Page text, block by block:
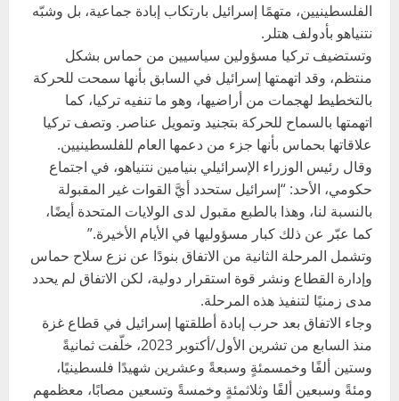
الفلسطينيين، متهمًا إسرائيل بارتكاب إبادة جماعية، بل وشبّه
نتنياهو بأدولف هتلر.
وتستضيف تركيا مسؤولين سياسيين من حماس بشكل
منتظم، وقد اتهمتها إسرائيل في السابق بأنها سمحت للحركة
بالتخطيط لهجمات من أراضيها، وهو ما تنفيه تركيا، كما
اتهمتها بالسماح للحركة بتجنيد وتمويل عناصر. وتصف تركيا
علاقاتها بحماس بأنها جزء من دعمها العام للفلسطينيين.
وقال رئيس الوزراء الإسرائيلي بنيامين نتنياهو، في اجتماع
حكومي، الأحد: “إسرائيل ستحدد أيَّ القوات غير المقبولة
بالنسبة لنا، وهذا بالطبع مقبول لدى الولايات المتحدة أيضًا،
كما عبّر عن ذلك كبار مسؤوليها في الأيام الأخيرة.”
وتشمل المرحلة الثانية من الاتفاق بنودًا عن نزع سلاح حماس
وإدارة القطاع ونشر قوة استقرار دولية، لكن الاتفاق لم يحدد
مدى زمنيًا لتنفيذ هذه المرحلة.
وجاء الاتفاق بعد حرب إبادة أطلقتها إسرائيل في قطاع غزة
منذ السابع من تشرين الأول/أكتوبر 2023، خلّفت ثمانيةً
وستين ألفًا وخمسمئةٍ وسبعةً وعشرين شهيدًا فلسطينيًا،
ومئةً وسبعين ألفًا وثلاثمئةٍ وخمسةً وتسعين مصابًا، معظمهم